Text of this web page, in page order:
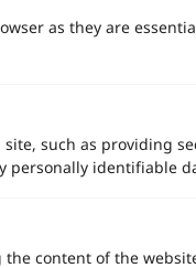
as they are
such as providing
personally identifiable
content of the
าสุด